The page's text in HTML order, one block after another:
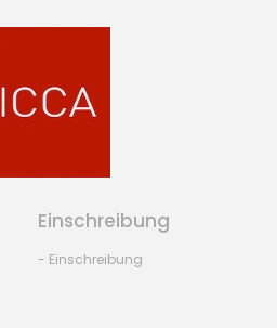
Einschreibung
- Einschreibung